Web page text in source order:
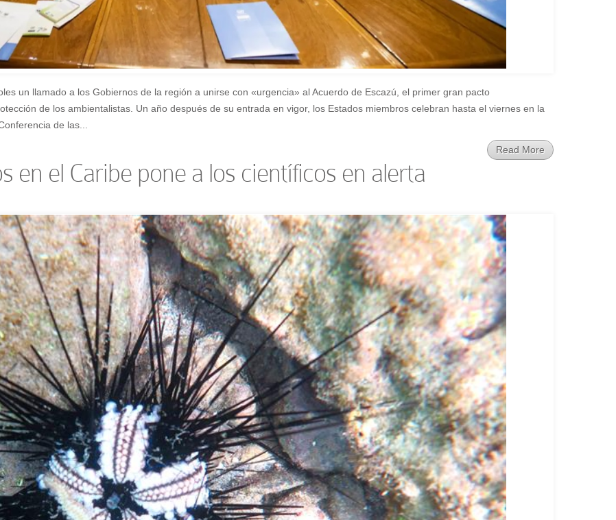
un llamado a los Gobiernos de la región a unirse con «urgencia» al Acuerdo de Escazú, el primer gran pacto
de los ambientalistas. Un año después de su entrada en vigor, los Estados miembros celebran hasta el viernes en la
de las...
Read More
en el Caribe pone a los científicos en alerta